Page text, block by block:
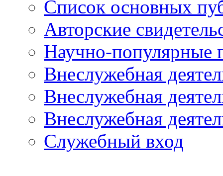
Список основных
Авторские
Научно-популярные
Внеслужебная
Внеслужебная
Внеслужебная
Служебный вход